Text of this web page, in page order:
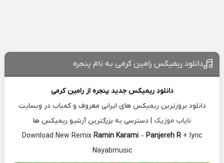
دانلود ریمیکس رامین کرمی به نام پنجره
دانلود ریمیکس جدید پنجره ازرامین کرمی
دانلود بروزترین ریمیکس های ایرانی معروف و کمیاب در وبسایت
نایاب موزیک | دسترسی به بزرگترین آرشیو ریمیکس ها
Download New Remix Ramin Karami – Panjereh R + lyric
Nayabmusic